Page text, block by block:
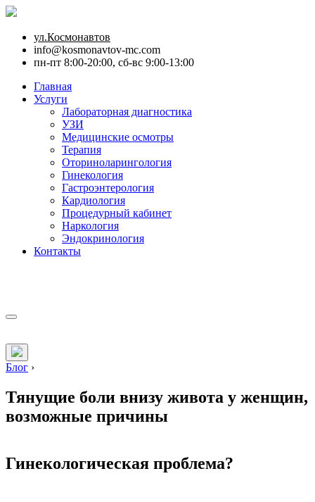
ул.Космонавтов
info@kosmonavtov-mc.com
пн-пт 8:00-20:00, сб-вс 9:00-13:00
Главная
Услуги
Лабораторная диагностика
УЗИ
Медицинские осмотры
Терапия
Оториноларингология
Гинекология
Гастроэнтерология
Кардиология
Процедурный кабинет
Наркология
Эндокринология
Контакты
Блог ›
Тянущие боли внизу живота у женщин,
возможные причины
Гинекологическая проблема?